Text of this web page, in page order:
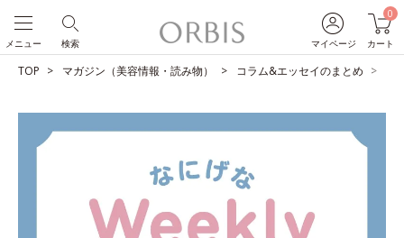
マイページ
0
カート
検索
メニュー
TOP マガジン（美容情報・読み物） コラム&エッセイのまとめ